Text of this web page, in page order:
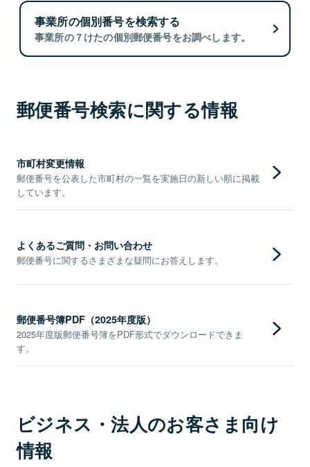
事業所の個別番号を検索する
事業所の７けたの個別郵便番号をお調べします。
郵便番号検索に関する情報
市町村変更情報
郵便番号を公表した市町村の一覧を実施日の新しい順に掲載
しています。
よくあるご質問・お問い合わせ
郵便番号に関するさまざまな疑問にお答えします。
郵便番号簿PDF（2025年度版）
2025年度版郵便番号簿をPDF形式でダウンロードできま
す。
ビジネス・法人のお客さま向け
情報